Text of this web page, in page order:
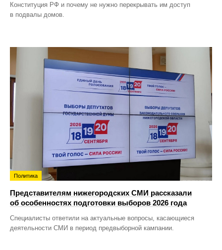
Конституция РФ и почему не нужно перекрывать им доступ
в подвалы домов.
Политика
Представителям нижегородских СМИ рассказали
об особенностях подготовки выборов 2026 года
Специалисты ответили на актуальные вопросы, касающиеся
деятельности СМИ в период предвыборной кампании.